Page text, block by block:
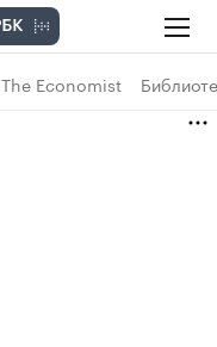
The Economist